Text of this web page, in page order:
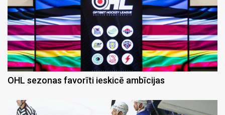
OHL sezonas favorīti ieskicē ambīcijas